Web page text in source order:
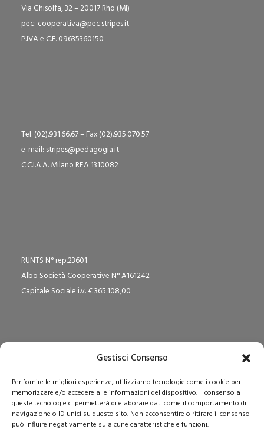
Gestisci Consenso
Per fornire le migliori esperienze, utilizziamo tecnologie come i cookie per
memorizzare e/o accedere alle informazioni del dispositivo. Il consenso a
queste tecnologie ci permetterà di elaborare dati come il comportamento di
navigazione o ID unici su questo sito. Non acconsentire o ritirare il consenso
può influire negativamente su alcune caratteristiche e funzioni.
Via Ghisolfa, 32 – 20017 Rho (MI)
pec: cooperativa@pec.stripes.it
P.IVA e C.F. 09635360150
Tel. (02).931.66.67 – Fax (02).935.070.57
e-mail: stripes@pedagogia.it
C.C.I.A.A. Milano REA 1310082
RUNTS N° rep.23601
Albo Società Cooperative N° A161242
Capitale Sociale i.v. € 365.108,00
Via San Domenico Savio, 6 – 20017 Rho (MI)
Reg. Tribunale: n. 187 del 29/03/97 | ISSN: 1593-2259
Web:www.pedagogia.it